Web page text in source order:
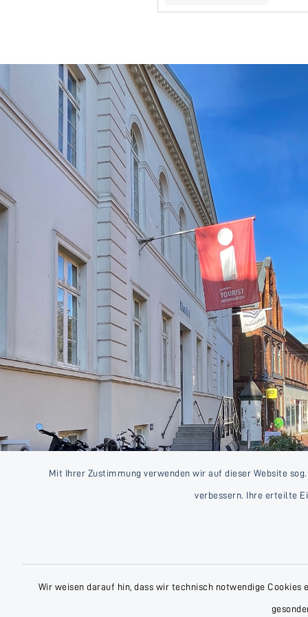
Mit Ihrer Zustimmung verwenden wir auf dieser Website
verbessern. Ihre erteilte
Wir weisen darauf hin, dass wir technisch notwendige